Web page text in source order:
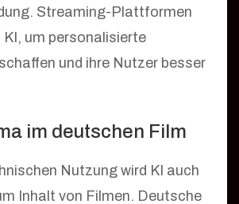
Streaming-Plattformen
um personalisierte
und ihre Nutzer besser
im deutschen Film
Nutzung wird KI auch
Inhalt von Filmen. Deutsche